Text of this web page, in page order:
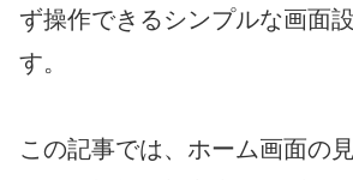
ず操作できるシンプルな画面
す。
この記事では、ホーム画面の